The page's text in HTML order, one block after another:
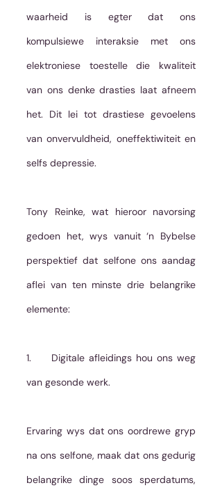
waarheid is egter dat ons
kompulsiewe interaksie met ons
elektroniese toestelle die kwaliteit
van ons denke drasties laat afneem
het. Dit lei tot drastiese gevoelens
van onvervuldheid, oneffektiwiteit en
selfs depressie.
Tony Reinke, wat hieroor navorsing
gedoen het, wys vanuit ‘n Bybelse
perspektief dat selfone ons aandag
aflei van ten minste drie belangrike
elemente:
1.     Digitale afleidings hou ons weg
van gesonde werk.
Ervaring wys dat ons oordrewe gryp
na ons selfone, maak dat ons gedurig
belangrike dinge soos sperdatums,